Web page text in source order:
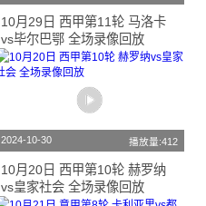
10月29日 西甲第11轮 马洛卡
vs毕尔巴鄂 全场录像回放
2024-10-30 播放量:412
10月20日 西甲第10轮 赫罗纳
vs皇家社会 全场录像回放